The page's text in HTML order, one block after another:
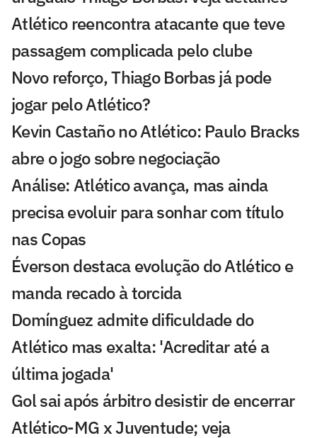
Atlético reencontra atacante que teve
passagem complicada pelo clube
Novo reforço, Thiago Borbas já pode
jogar pelo Atlético?
Kevin Castaño no Atlético: Paulo Bracks
abre o jogo sobre negociação
Análise: Atlético avança, mas ainda
precisa evoluir para sonhar com título
nas Copas
Éverson destaca evolução do Atlético e
manda recado à torcida
Domínguez admite dificuldade do
Atlético mas exalta: 'Acreditar até a
última jogada'
Gol sai após árbitro desistir de encerrar
Atlético-MG x Juventude; veja